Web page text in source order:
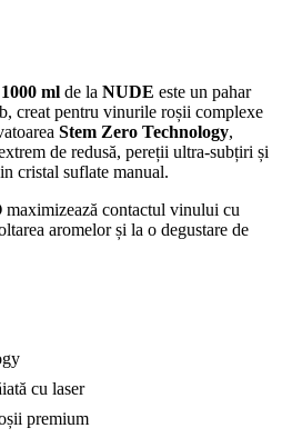
ml de la NUDE este un pahar
creat pentru vinurile roșii complexe
Stem Zero Technology,
de redusă, pereții ultra-subțiri și
cristal suflate manual.
maximizează contactul vinului cu
aromelor și la o degustare de
cu laser
premium